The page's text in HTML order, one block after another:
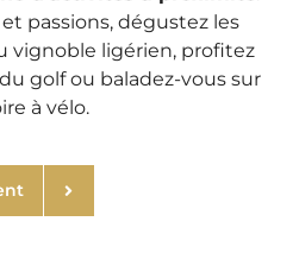
passions, dégustez les
vignoble ligérien, profitez
golf ou baladez-vous sur
à vélo.